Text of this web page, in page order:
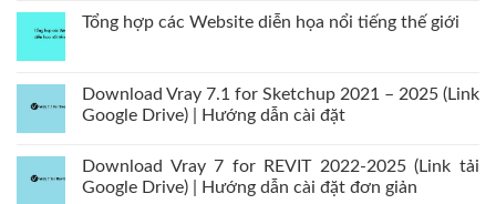
Tổng hợp các Website diễn họa nổi tiếng thế giới
Download Vray 7.1 for Sketchup 2021 – 2025 (Link
Google Drive) | Hướng dẫn cài đặt
Download Vray 7 for REVIT 2022-2025 (Link tải
Google Drive) | Hướng dẫn cài đặt đơn giản